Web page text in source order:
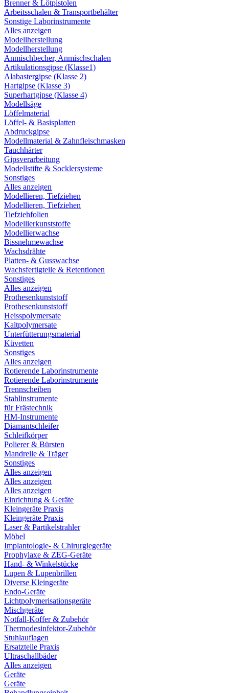
Brenner & Lötpistolen
Arbeitsschalen & Transportbehälter
Sonstige Laborinstrumente
Alles anzeigen
Modellherstellung
Modellherstellung
Anmischbecher, Anmischschalen
Artikulationsgipse (Klasse1)
Alabastergipse (Klasse 2)
Hartgipse (Klasse 3)
Superhartgipse (Klasse 4)
Modellsäge
Löffelmaterial
Löffel- & Basisplatten
Abdruckgipse
Modellmaterial & Zahnfleischmasken
Tauchhärter
Gipsverarbeitung
Modellstifte & Socklersysteme
Sonstiges
Alles anzeigen
Modellieren, Tiefziehen
Modellieren, Tiefziehen
Tiefziehfolien
Modellierkunststoffe
Modellierwachse
Bissnehmewachse
Wachsdrähte
Platten- & Gusswachse
Wachsfertigteile & Retentionen
Sonstiges
Alles anzeigen
Prothesenkunststoff
Prothesenkunststoff
Heisspolymersate
Kaltpolymersate
Unterfütterungsmaterial
Küvetten
Sonstiges
Alles anzeigen
Rotierende Laborinstrumente
Rotierende Laborinstrumente
Trennscheiben
Stahlinstrumente
für Frästechnik
HM-Instrumente
Diamantschleifer
Schleifkörper
Polierer & Bürsten
Mandrelle & Träger
Sonstiges
Alles anzeigen
Alles anzeigen
Alles anzeigen
Einrichtung & Geräte
Kleingeräte Praxis
Kleingeräte Praxis
Laser & Partikelstrahler
Möbel
Implantologie- & Chirurgiegeräte
Prophylaxe & ZEG-Geräte
Hand- & Winkelstücke
Lupen & Lupenbrillen
Diverse Kleingeräte
Endo-Geräte
Lichtpolymerisationsgeräte
Mischgeräte
Notfall-Koffer & Zubehör
Thermodesinfektor-Zubehör
Stuhlauflagen
Ersatzteile Praxis
Ultraschallbäder
Alles anzeigen
Geräte
Geräte